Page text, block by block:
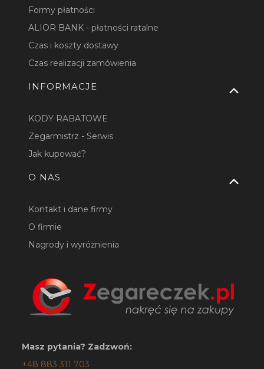
Formy płatności
ALIOR BANK - płatności ratalne
Czas i koszty dostawy
Czas realizacji zamówienia
INFORMACJE
KODY RABATOWE
Zegarmistrz - Serwis
Jak kupować?
O NAS
Kontakt i dane firmy
O firmie
Nagrody i wyróżnienia
Masz pytania? Zadzwoń:
+48 883 311 703